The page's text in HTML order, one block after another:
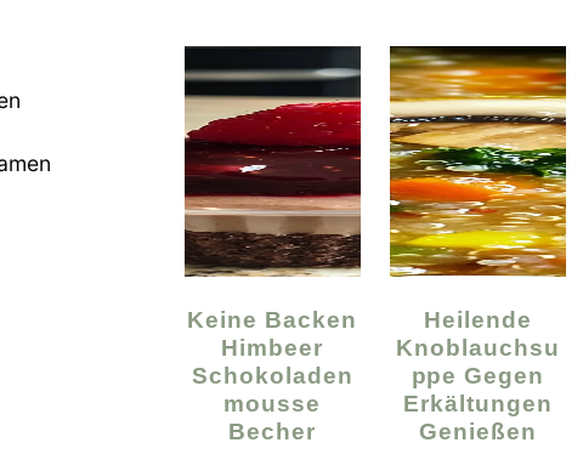
Keine Backen
Himbeer
Schokoladen
Mousse
Becher
Heilende
Knoblauchsu
Ppe Gegen
Erkältungen
Genießen